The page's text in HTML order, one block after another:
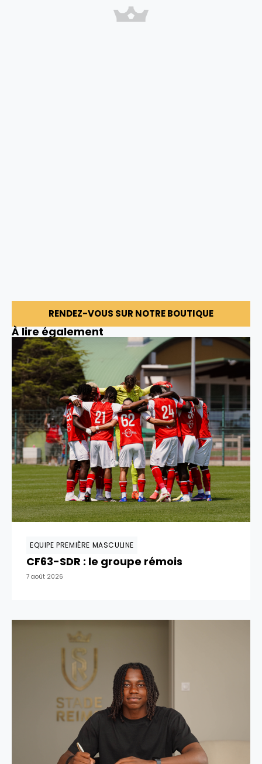
RENDEZ-VOUS SUR NOTRE BOUTIQUE
À lire également
EQUIPE PREMIÈRE MASCULINE
CF63-SDR : le groupe rémois
7 août 2026